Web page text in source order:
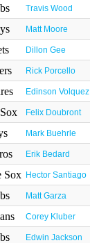
Travis Wood
Matt Moore
Dillon Gee
Rick Porcello
Edinson Volquez
Felix Doubront
Mark Buehrle
Erik Bedard
Hector Santiago
Matt Garza
Corey Kluber
Edwin Jackson